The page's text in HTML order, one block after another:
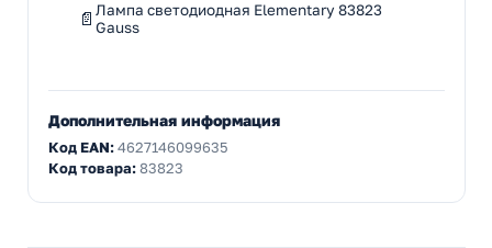
Лампа светодиодная Elementary 83823
Gauss
Дополнительная информация
Код EAN:4627146099635
Код товара:83823